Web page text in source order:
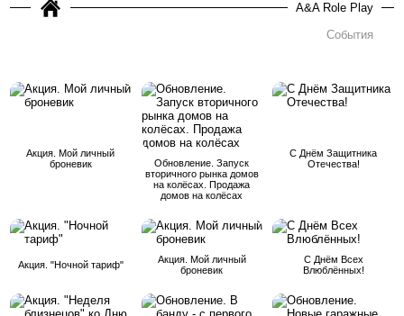
A&A Role Play
События
Акция. Мой личный
броневик
Обновление. Запуск
вторичного рынка домов
на колёсах. Продажа
домов на колёсах
С Днём Защитника
Отечества!
Акция. "Ночной тариф"
Акция. Мой личный
броневик
С Днём Всех
Влюблённых!